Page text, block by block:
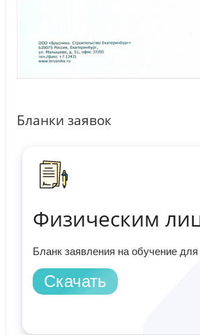
Бланки заявок
Физическим
Бланк заявления на обучение
Скачать